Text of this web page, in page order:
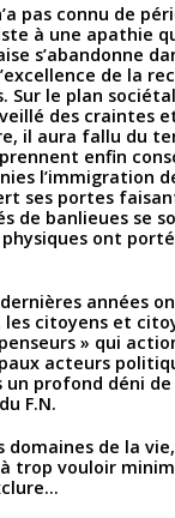
pas connu de
à une apathie
s’abandonne
de la
Sur le plan
des craintes
il aura fallu du
enfin
l’immigration
ses portes
de banlieues se
ont
années
citoyens et
» qui
acteurs
un profond déni
F.N.
domaines de la
vouloir